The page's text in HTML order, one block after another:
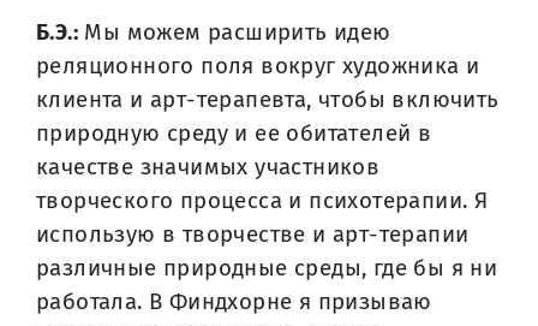
Б.Э.: Мы можем расширить идею
реляционного поля вокруг художника и
клиента и арт-терапевта, чтобы включить
природную среду и ее обитателей в
качестве значимых участников
творческого процесса и психотерапии. Я
использую в творчестве и арт-терапии
различные природные среды, где бы я ни
работала. В Финдхорне я призываю